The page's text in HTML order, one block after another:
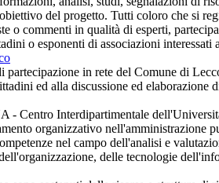
del progetto. Tutti coloro che si
o commenti in qualità di esperti,
o esponenti di associazioni interessati
partecipazione in rete del Comune di
ed alla discussione ed elaborazione
- Centro Interdipartimentale
organizzativo nell'amministrazione
nel campo dell'analisi e
delle tecnologie